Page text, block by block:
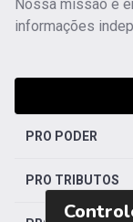
Nossa missão é
informações
PRO PODER
PRO TRIBUTOS